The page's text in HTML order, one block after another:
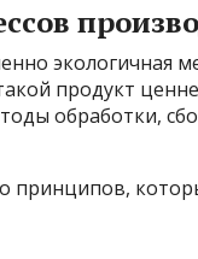
экологичная
продукт
обработки,
принципов,